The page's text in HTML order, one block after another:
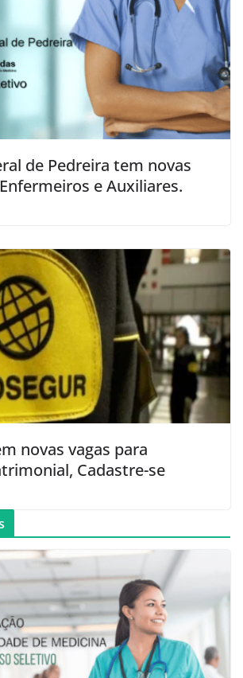
de Pedreira tem novas
e Auxiliares.
novas vagas para
Cadastre-se